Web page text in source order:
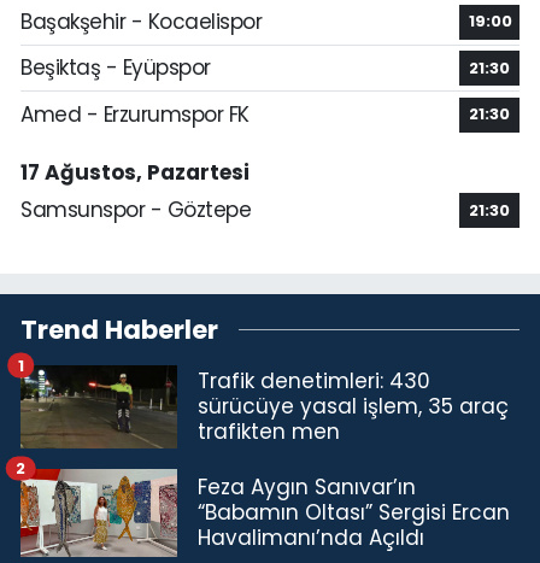
Başakşehir - Kocaelispor
19:00
Beşiktaş - Eyüpspor 21:30
Amed - Erzurumspor FK 21:30
17 Ağustos, Pazartesi
Samsunspor - Göztepe
21:30
Trend Haberler
Trafik denetimleri: 430
sürücüye yasal işlem, 35 araç
trafikten men
1
Feza Aygın Sanıvar’ın
“Babamın Oltası” Sergisi Ercan
Havalimanı’nda Açıldı
2